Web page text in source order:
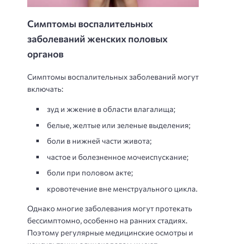
Симптомы воспалительных
заболеваний женских половых
органов
Симптомы воспалительных заболеваний могут
включать:
зуд и жжение в области влагалища;
белые, желтые или зеленые выделения;
боли в нижней части живота;
частое и болезненное мочеиспускание;
боли при половом акте;
кровотечение вне менструального цикла.
Однако многие заболевания могут протекать
бессимптомно, особенно на ранних стадиях.
Поэтому регулярные медицинские осмотры и